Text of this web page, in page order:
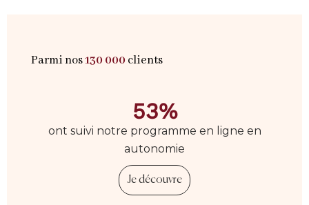
Parmi nos130 000 clients
53%
ont suivi notre programme en ligne en
autonomie
Je découvre